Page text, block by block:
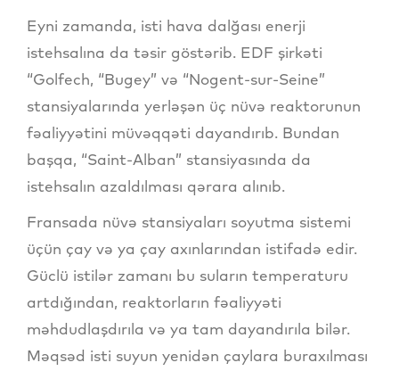
Eyni zamanda, isti hava dalğası enerji
istehsalına da təsir göstərib. EDF şirkəti
“Golfech, “Bugey” və “Nogent-sur-Seine”
stansiyalarında yerləşən üç nüvə reaktorunun
fəaliyyətini müvəqqəti dayandırıb. Bundan
başqa, “Saint-Alban” stansiyasında da
istehsalın azaldılması qərara alınıb.
Fransada nüvə stansiyaları soyutma sistemi
üçün çay və ya çay axınlarından istifadə edir.
Güclü istilər zamanı bu suların temperaturu
artdığından, reaktorların fəaliyyəti
məhdudlaşdırıla və ya tam dayandırıla bilər.
Məqsəd isti suyun yenidən çaylara buraxılması